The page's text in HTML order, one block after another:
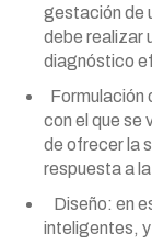
gestación de
debe realizar
diagnóstico
Formulación
con el que se
de ofrecer la
respuesta a
Diseño: en
inteligentes,